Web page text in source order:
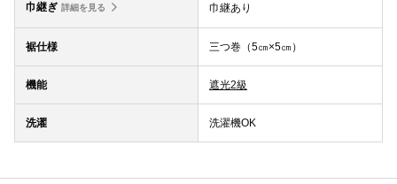
巾継ぎ 詳細を見る 巾継あり
裾仕様 三つ巻（5㎝×5㎝）
機能 遮光2級
洗濯 洗濯機OK